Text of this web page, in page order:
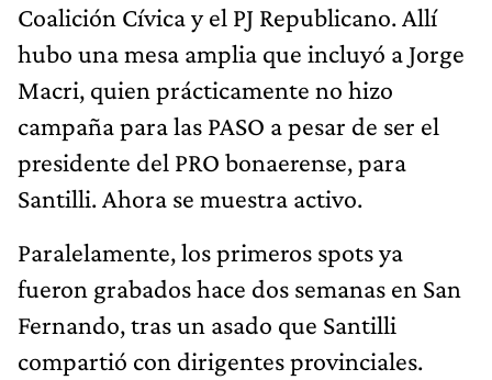
Coalición Cívica y el PJ Republicano. Allí
hubo una mesa amplia que incluyó a Jorge
Macri, quien prácticamente no hizo
campaña para las PASO a pesar de ser el
presidente del PRO bonaerense, para
Santilli. Ahora se muestra activo.
Paralelamente, los primeros spots ya
fueron grabados hace dos semanas en San
Fernando, tras un asado que Santilli
compartió con dirigentes provinciales.